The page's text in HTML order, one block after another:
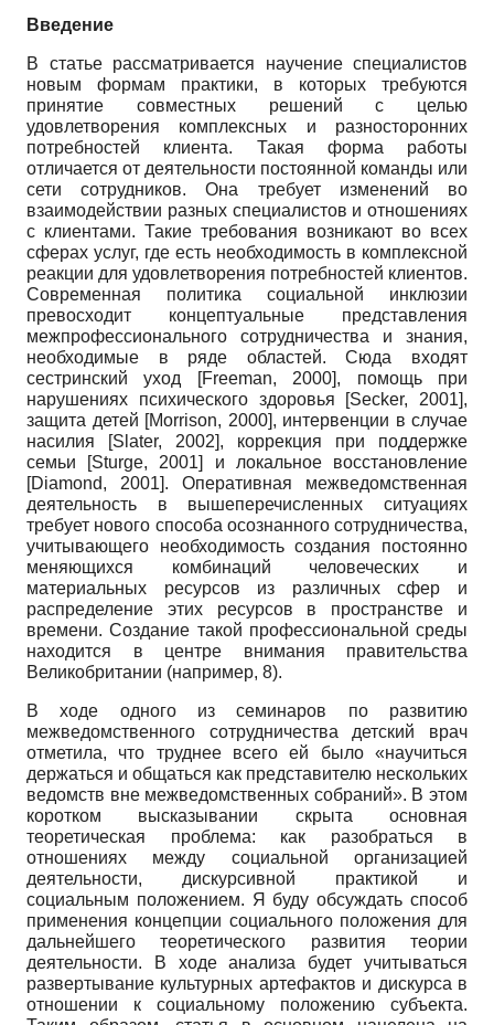
Введение
В статье рассматривается научение специалистов
новым формам практики, в которых требуются
принятие совместных решений с целью
удовлетворения комплексных и разносторонних
потребностей клиента. Такая форма работы
отличается от деятельности постоянной команды или
сети сотрудников. Она требует изменений во
взаимодействии разных специалистов и отношениях
с клиентами. Такие требования возникают во всех
сферах услуг, где есть необходимость в комплексной
реакции для удовлетворения потребностей клиентов.
Современная политика социальной инклюзии
превосходит концептуальные представления
межпрофессионального сотрудничества и знания,
необходимые в ряде областей. Сюда входят
сестринский уход
Freeman, 2000 , помощь при
нарушениях психического здоровья
Secker, 2001 ,
защита детей
Morrison, 2000] , интервенции в случае
насилия
Slater, 2002 , коррекция при поддержке
семьи
Sturge, 2001
и локальное восстановление
Diamond, 2001 . Оперативная межведомственная
деятельность в вышеперечисленных ситуациях
требует нового способа осознанного сотрудничества,
учитывающего необходимость создания постоянно
меняющихся комбинаций человеческих и
материальных ресурсов из различных сфер и
распределение этих ресурсов в пространстве и
времени. Создание такой профессиональной среды
находится в центре внимания правительства
Великобритании (например, 8).
В ходе одного из семинаров по развитию
межведомственного сотрудничества детский врач
отметила, что труднее всего ей было «научиться
держаться и общаться как представителю нескольких
ведомств вне межведомственных собраний». В этом
коротком высказывании скрыта основная
теоретическая проблема: как разобраться в
отношениях между социальной организацией
деятельности, дискурсивной практикой и
социальным положением. Я буду обсуждать способ
применения концепции социального положения для
дальнейшего теоретического развития теории
деятельности. В ходе анализа будет учитываться
развертывание культурных артефактов и дискурса в
отношении к социальному положению субъекта.